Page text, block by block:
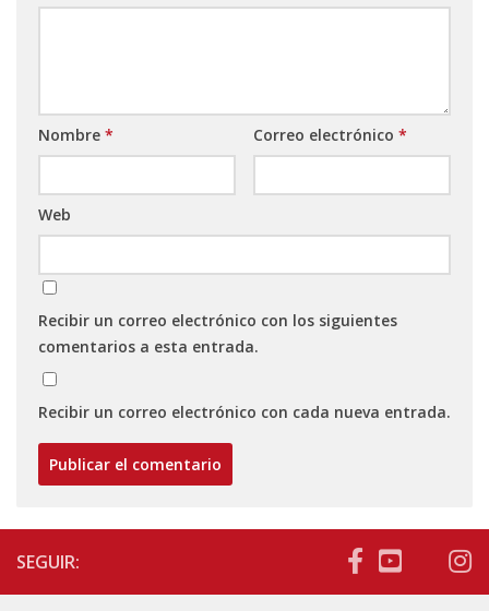
Nombre * Correo electrónico *
Web
Recibir un correo electrónico con los siguientes
comentarios a esta entrada.
Recibir un correo electrónico con cada nueva entrada.
SEGUIR: